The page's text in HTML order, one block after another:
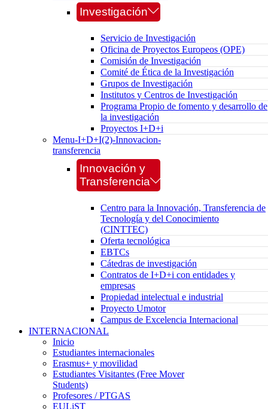
Investigación
Servicio de Investigación
Oficina de Proyectos Europeos (OPE)
Comisión de Investigación
Comité de Ética de la Investigación
Grupos de Investigación
Institutos y Centros de Investigación
Programa Propio de fomento y desarrollo de
la investigación
Proyectos I+D+i
Menu-I+D+I(2)-Innovacion-
transferencia
Innovación y
Transferencia
Centro para la Innovación, Transferencia de
Tecnología y del Conocimiento
(CINTTEC)
Oferta tecnológica
EBTCs
Cátedras de investigación
Contratos de I+D+i con entidades y
empresas
Propiedad intelectual e industrial
Proyecto Umotor
Campus de Excelencia Internacional
INTERNACIONAL
Inicio
Estudiantes internacionales
Erasmus+ y movilidad
Estudiantes Visitantes (Free Mover
Students)
Profesores / PTGAS
EULiST